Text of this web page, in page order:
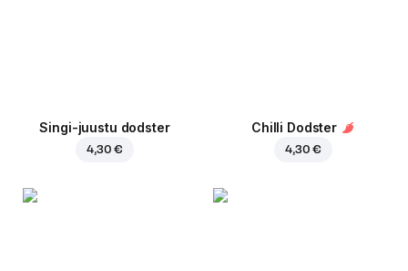
Singi-juustu dodster
4,30 €
Chilli Dodster
4,30 €